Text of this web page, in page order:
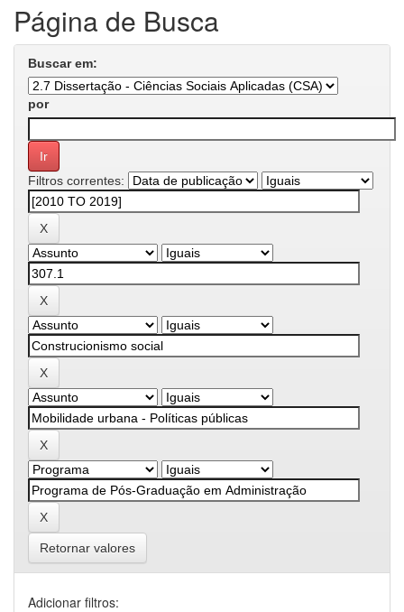
Página de Busca
Buscar em:
por
Filtros correntes:
Retornar valores
Adicionar filtros: